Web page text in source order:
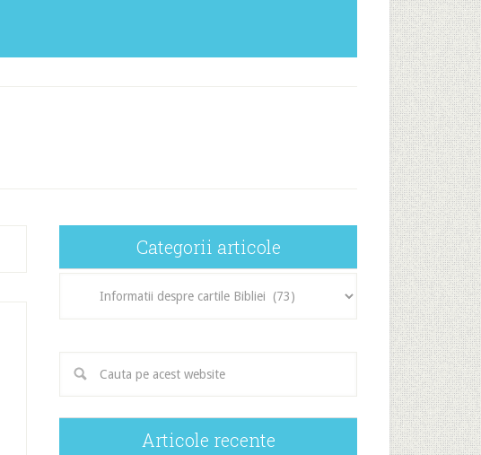
Categorii articole
articole
Articole recente